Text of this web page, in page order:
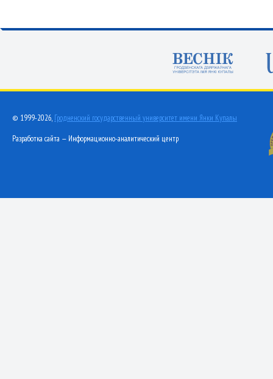
© 1999-2026, Гродненский государственный университет имени Янки Купалы
Разработка сайта — Информационно-аналитический центр